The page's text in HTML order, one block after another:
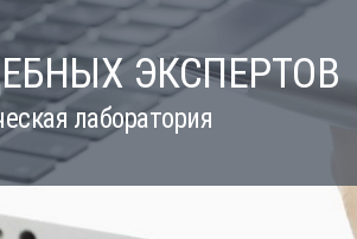
ЭКСПЕРТОВ
лаборатория